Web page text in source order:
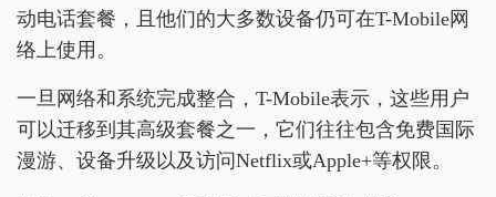
动电话套餐，且他们的大多数设备仍可在T-Mobile网
络上使用。
一旦网络和系统完成整合，T-Mobile表示，这些用户
可以迁移到其高级套餐之一，它们往往包含免费国际
漫游、设备升级以及访问Netflix或Apple+等权限。